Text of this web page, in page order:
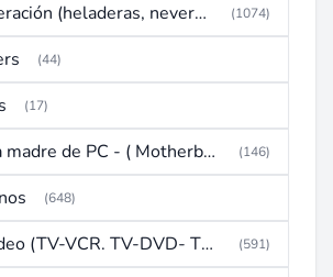
Refrigeración (heladeras, neveras, congeladores) (1074)
(44)
(17)
Tarjeta madre de PC - ( Motherboard ) (146)
(648)
Televideo (TV-VCR. TV-DVD- TV-DVD-VCR) (591)